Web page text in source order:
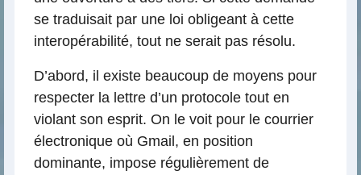
se traduisait par une loi obligeant à cette
interopérabilité, tout ne serait pas résolu.
D’abord, il existe beaucoup de moyens pour
respecter la lettre d’un protocole tout en
violant son esprit. On le voit pour le courrier
électronique où Gmail, en position
dominante, impose régulièrement de